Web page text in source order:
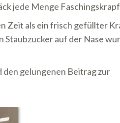
jede Menge
Zeit als ein frisch gefüllter
Staubzucker auf der Nase
den gelungenen Beitrag zur